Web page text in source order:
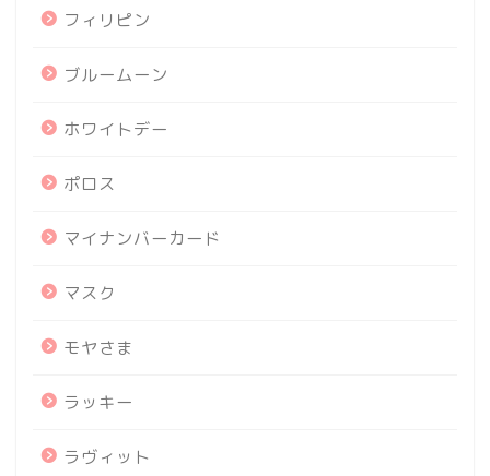
フィリピン
ブルームーン
ホワイトデー
ポロス
マイナンバーカード
マスク
モヤさま
ラッキー
ラヴィット